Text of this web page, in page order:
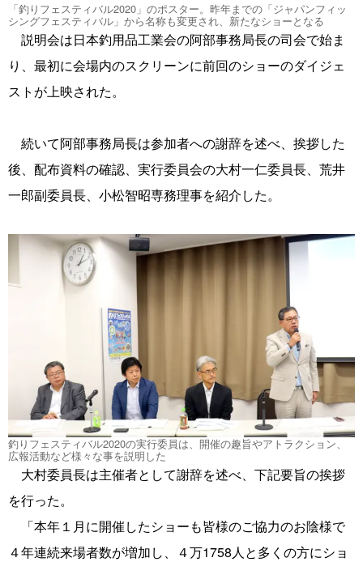
「釣りフェスティバル2020」のポスター。昨年までの「ジャパンフィッ
シングフェスティバル」から名称も変更され、新たなショーとなる
説明会は日本釣用品工業会の阿部事務局長の司会で始ま
り、最初に会場内のスクリーンに前回のショーのダイジェ
ストが上映された。
続いて阿部事務局長は参加者への謝辞を述べ、挨拶した
後、配布資料の確認、実行委員会の大村一仁委員長、荒井
一郎副委員長、小松智昭専務理事を紹介した。
釣りフェスティバル2020の実行委員は、開催の趣旨やアトラクション、
広報活動など様々な事を説明した
大村委員長は主催者として謝辞を述べ、下記要旨の挨拶
を行った。
「本年１月に開催したショーも皆様のご協力のお陰様で
４年連続来場者数が増加し、４万1758人と多くの方にショ